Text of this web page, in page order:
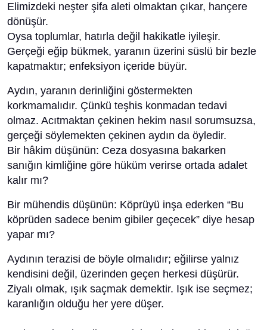
Elimizdeki neşter şifa aleti olmaktan çıkar, hançere
dönüşür.
Oysa toplumlar, hatırla değil hakikatle iyileşir.
Gerçeği eğip bükmek, yaranın üzerini süslü bir bezle
kapatmaktır; enfeksiyon içeride büyür.
Aydın, yaranın derinliğini göstermekten
korkmamalıdır. Çünkü teşhis konmadan tedavi
olmaz. Acıtmaktan çekinen hekim nasıl sorumsuzsa,
gerçeği söylemekten çekinen aydın da öyledir.
Bir hâkim düşünün: Ceza dosyasına bakarken
sanığın kimliğine göre hüküm verirse ortada adalet
kalır mı?
Bir mühendis düşünün: Köprüyü inşa ederken “Bu
köprüden sadece benim gibiler geçecek” diye hesap
yapar mı?
Aydının terazisi de böyle olmalıdır; eğilirse yalnız
kendisini değil, üzerinden geçen herkesi düşürür.
Ziyalı olmak, ışık saçmak demektir. Işık ise seçmez;
karanlığın olduğu her yere düşer.